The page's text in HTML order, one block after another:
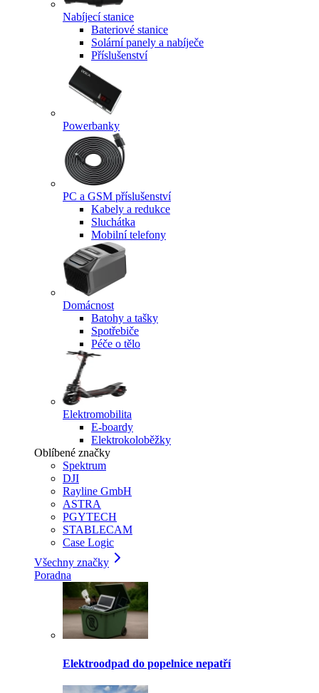
Nabíjecí stanice
Bateriové stanice
Solární panely a nabíječe
Příslušenství
Powerbanky
PC a GSM příslušenství
Kabely a redukce
Sluchátka
Mobilní telefony
Domácnost
Batohy a tašky
Spotřebiče
Péče o tělo
Elektromobilita
E-boardy
Elektrokoloběžky
Oblíbené značky
Spektrum
DJI
Rayline GmbH
ASTRA
PGYTECH
STABLECAM
Case Logic
Všechny značky
Poradna
Elektroodpad do popelnice nepatří